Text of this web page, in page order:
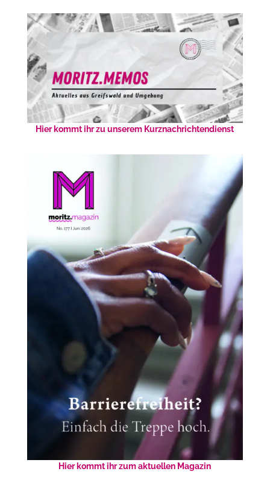
Hier kommt ihr zu unserem Kurznachrichtendienst
Hier kommt ihr zum aktuellen Magazin